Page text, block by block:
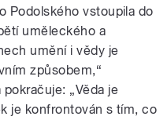
Podolského vstoupila do
uměleckého a
umění i vědy je
způsobem,“
„Věda je
je konfrontován s tím, co